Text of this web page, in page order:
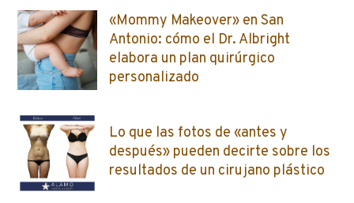
«Mommy Makeover» en San
Antonio: cómo el Dr. Albright
elabora un plan quirúrgico
personalizado
Lo que las fotos de «antes y
después» pueden decirte sobre los
resultados de un cirujano plástico